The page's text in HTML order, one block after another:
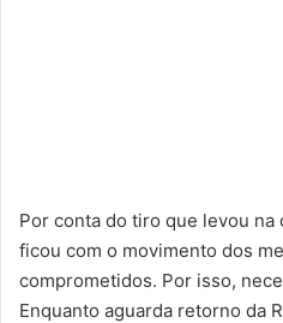
Por conta do tiro que levou
ficou com o movimento dos
comprometidos. Por isso,
Enquanto aguarda retorno da